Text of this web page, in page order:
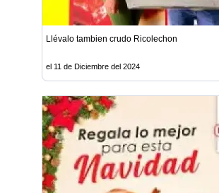
Llévalo tambien crudo Ricolechon
el 11 de Diciembre del 2024